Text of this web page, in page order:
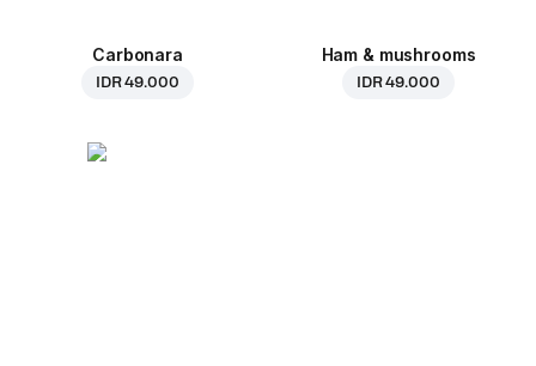
Carbonara
IDR 49.000
Ham & mushrooms
IDR 49.000